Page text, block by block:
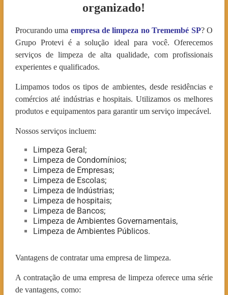
organizado!
Procurando uma empresa de limpeza no Tremembé SP? O
Grupo Protevi é a solução ideal para você. Oferecemos
serviços de limpeza de alta qualidade, com profissionais
experientes e qualificados.
Limpamos todos os tipos de ambientes, desde residências e
comércios até indústrias e hospitais. Utilizamos os melhores
produtos e equipamentos para garantir um serviço impecável.
Nossos serviços incluem:
Limpeza Geral;
Limpeza de Condomínios;
Limpeza de Empresas;
Limpeza de Escolas;
Limpeza de Indústrias;
Limpeza de hospitais;
Limpeza de Bancos;
Limpeza de Ambientes Governamentais,
Limpeza de Ambientes Públicos.
Vantagens de contratar uma empresa de limpeza.
A contratação de uma empresa de limpeza oferece uma série
de vantagens, como: